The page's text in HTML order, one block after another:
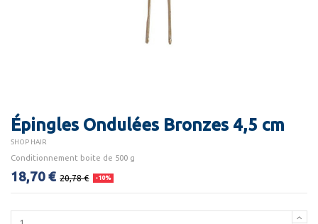
Épingles Ondulées Bronzes 4,5 cm
SHOP HAIR
Conditionnement boite de 500 g
18,70 € 20,78 € -10%